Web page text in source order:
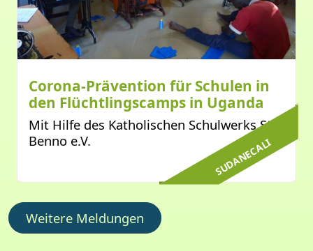
Corona-Prävention für Schulen in
den Flüchtlingscamps in Uganda
Mit Hilfe des Katholischen Schulwerks St.
Benno e.V.
SUDANECALI
Weitere Meldungen